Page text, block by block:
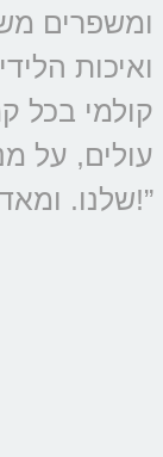
ומשפרים
ואיכות
קולמי בכל
עולים, על
שלנו. ומאד מרוצים מהתוצאות ומהשרות!”